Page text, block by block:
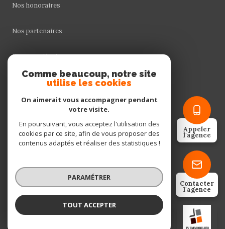
JV Immobilier
Appeler
l'agence
Contacter
l'agence
Nos honoraires
Nos partenaires
Mentions légales
Cookies
© 2026 | Tous droits réservés
Réalisé par
Comme beaucoup, notre site
utilise les cookies
On aimerait vous accompagner pendant
votre visite.
En poursuivant, vous acceptez l'utilisation des
cookies par ce site, afin de vous proposer des
contenus adaptés et réaliser des statistiques !
PARAMÉTRER
TOUT ACCEPTER